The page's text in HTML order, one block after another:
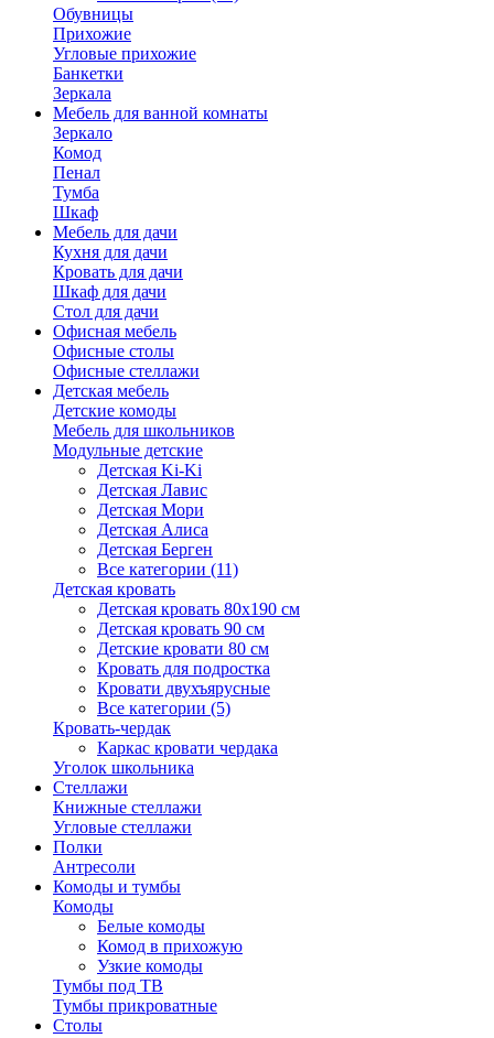
Обувницы
Прихожие
Угловые прихожие
Банкетки
Зеркала
Мебель для ванной комнаты
Зеркало
Комод
Пенал
Тумба
Шкаф
Мебель для дачи
Кухня для дачи
Кровать для дачи
Шкаф для дачи
Стол для дачи
Офисная мебель
Офисные столы
Офисные стеллажи
Детская мебель
Детские комоды
Мебель для школьников
Модульные детские
Детская Ki-Ki
Детская Лавис
Детская Мори
Детская Алиса
Детская Берген
Все категории (11)
Детская кровать
Детская кровать 80х190 см
Детская кровать 90 см
Детские кровати 80 см
Кровать для подростка
Кровати двухъярусные
Все категории (5)
Кровать-чердак
Каркас кровати чердака
Уголок школьника
Стеллажи
Книжные стеллажи
Угловые стеллажи
Полки
Антресоли
Комоды и тумбы
Комоды
Белые комоды
Комод в прихожую
Узкие комоды
Тумбы под ТВ
Тумбы прикроватные
Столы